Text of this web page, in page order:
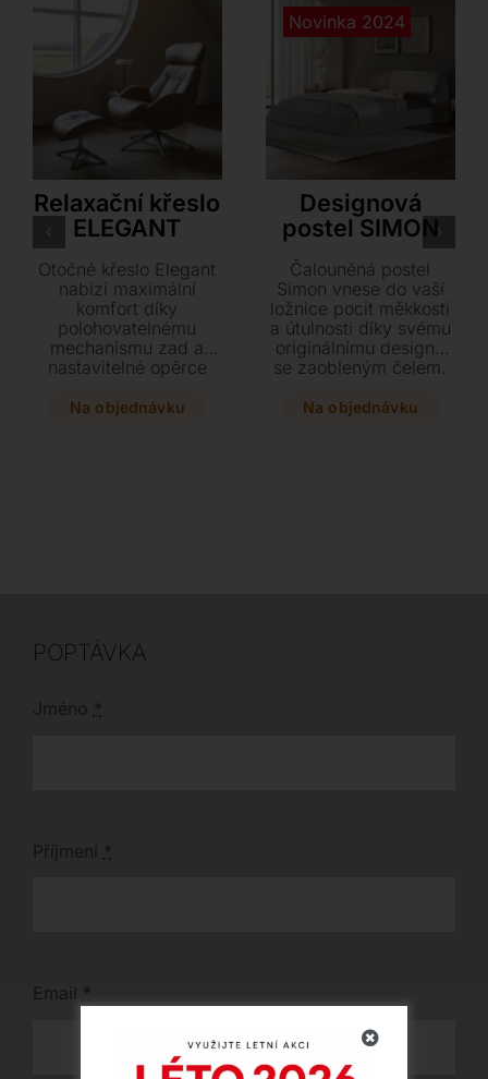
Relaxační křeslo
ELEGANT
Otočné křeslo Elegant
nabízí maximální
komfort díky
polohovatelnému
mechanismu zad a
nastavitelné opěrce
pestré škály textilního
Na objednávku
Novinka 2024
Designová
postel SIMON
Čalouněná postel
Simon vnese do vaší
ložnice pocit měkkosti
a útulnosti díky svému
originálnímu designu
se zaobleným čelem.
škály luxusních potahů
Na objednávku
POPTÁVKA
Jméno *
Příjmení *
Email *